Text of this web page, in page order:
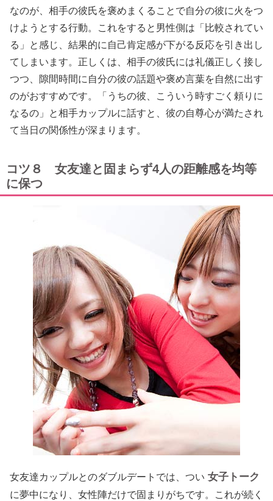
なのが、相手の彼氏を褒めまくることで自分の彼に火をつ
けようとする行動。これをすると男性側は「比較されてい
る」と感じ、結果的に自己肯定感が下がる反応を引き出し
てしまいます。正しくは、相手の彼氏には礼儀正しく接し
つつ、隙間時間に自分の彼の話題や褒め言葉を自然に出す
のがおすすめです。「うちの彼、こういう時すごく頼りに
なるの」と相手カップルに話すと、彼の自尊心が満たされ
て当日の関係性が深まります。
コツ８ 女友達と固まらず4人の距離感を均等
に保つ
女友達カップルとのダブルデートでは、つい 女子トーク
に夢中になり、女性陣だけで固まりがちです。これが続く